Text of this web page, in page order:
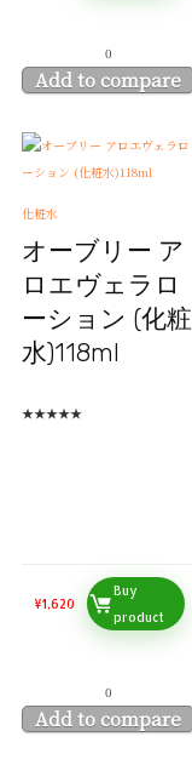
0
Add to compare
化粧水
オーブリー ア
ロエヴェラロ
ーション (化粧
水)118ml
★★★★★
¥1,620
Buy
product
0
Add to compare